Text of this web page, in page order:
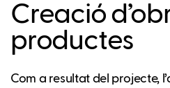
Creació
productes
Com a resultat del projecte,